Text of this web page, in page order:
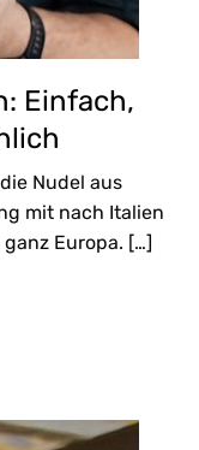
Einfach,
Nudel aus
mit nach Italien
Europa. […]